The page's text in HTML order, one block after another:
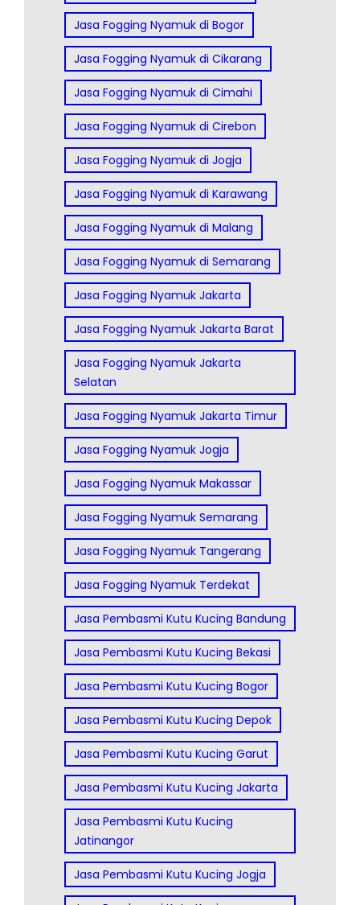
Jasa Fogging Nyamuk di Bogor
Jasa Fogging Nyamuk di Cikarang
Jasa Fogging Nyamuk di Cimahi
Jasa Fogging Nyamuk di Cirebon
Jasa Fogging Nyamuk di Jogja
Jasa Fogging Nyamuk di Karawang
Jasa Fogging Nyamuk di Malang
Jasa Fogging Nyamuk di Semarang
Jasa Fogging Nyamuk Jakarta
Jasa Fogging Nyamuk Jakarta Barat
Jasa Fogging Nyamuk Jakarta
Selatan
Jasa Fogging Nyamuk Jakarta Timur
Jasa Fogging Nyamuk Jogja
Jasa Fogging Nyamuk Makassar
Jasa Fogging Nyamuk Semarang
Jasa Fogging Nyamuk Tangerang
Jasa Fogging Nyamuk Terdekat
Jasa Pembasmi Kutu Kucing Bandung
Jasa Pembasmi Kutu Kucing Bekasi
Jasa Pembasmi Kutu Kucing Bogor
Jasa Pembasmi Kutu Kucing Depok
Jasa Pembasmi Kutu Kucing Garut
Jasa Pembasmi Kutu Kucing Jakarta
Jasa Pembasmi Kutu Kucing
Jatinangor
Jasa Pembasmi Kutu Kucing Jogja